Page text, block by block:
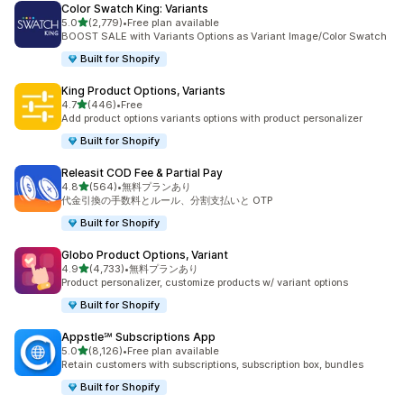
Color Swatch King: Variants
5.05つ星中
(2,779)
合計レビュー数：2779件
•Free plan available
BOOST SALE with Variants Options as Variant Image/Color Swatch
Built for Shopify
King Product Options, Variants
4.75つ星中
(446)
合計レビュー数：446件
•Free
Add product options variants options with product personalizer
Built for Shopify
Releasit COD Fee & Partial Pay
4.85つ星中
(564)
合計レビュー数：564件
•無料プランあり
代金引換の手数料とルール、分割支払いと OTP
Built for Shopify
Globo Product Options, Variant
4.95つ星中
(4,733)
合計レビュー数：4733件
•無料プランあり
Product personalizer, customize products w/ variant options
Built for Shopify
Appstle℠ Subscriptions App
5.05つ星中
(8,126)
合計レビュー数：8126件
•Free plan available
Retain customers with subscriptions, subscription box, bundles
Built for Shopify